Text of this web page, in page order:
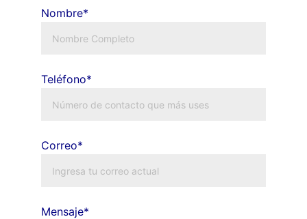
Nombre*
Teléfono*
Correo*
Mensaje*